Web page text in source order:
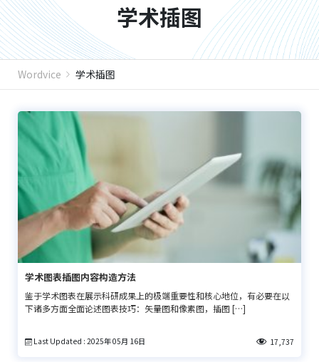
学术插图
Wordvice 学术插图
学术图表插图内容构造方法
鉴于学术图表在展示科研成果上的极端重要性和核心地位，有必要在以
下诸多方面全面论述图表技巧：矢量图和像素图，插图 […]
Last Updated : 2025年 05月 16日 17,737